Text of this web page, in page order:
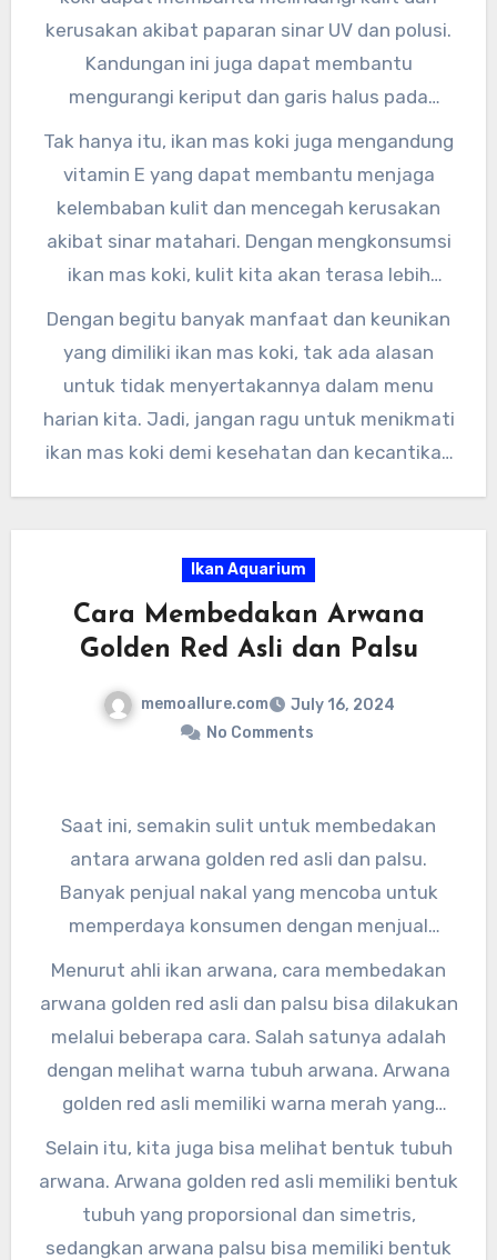
kerusakan akibat paparan sinar UV dan polusi.
Kandungan ini juga dapat membantu
mengurangi keriput dan garis halus pada
wajah,” ujar Dr. Sarah, seorang ahli dermatologi.
Tak hanya itu, ikan mas koki juga mengandung
vitamin E yang dapat membantu menjaga
kelembaban kulit dan mencegah kerusakan
akibat sinar matahari. Dengan mengkonsumsi
ikan mas koki, kulit kita akan terasa lebih
lembut dan kenyal.
Dengan begitu banyak manfaat dan keunikan
yang dimiliki ikan mas koki, tak ada alasan
untuk tidak menyertakannya dalam menu
harian kita. Jadi, jangan ragu untuk menikmati
ikan mas koki demi kesehatan dan kecantikan
Ikan Aquarium
Cara Membedakan Arwana
Golden Red Asli dan Palsu
memoallure.com
July 16, 2024
No Comments
Saat ini, semakin sulit untuk membedakan
antara arwana golden red asli dan palsu.
Banyak penjual nakal yang mencoba untuk
memperdaya konsumen dengan menjual
arwana palsu sebagai arwana asli. Oleh karena
itu, penting bagi kita untuk bisa membedakan
keduanya agar tidak tertipu oleh penipuan.
Menurut ahli ikan arwana, cara membedakan
arwana golden red asli dan palsu bisa dilakukan
melalui beberapa cara. Salah satunya adalah
dengan melihat warna tubuh arwana. Arwana
golden red asli memiliki warna merah yang
cerah dan mengkilap, sedangkan arwana palsu
cenderung memiliki warna yang kusam dan
kurang bersinar.
Selain itu, kita juga bisa melihat bentuk tubuh
arwana. Arwana golden red asli memiliki bentuk
tubuh yang proporsional dan simetris,
sedangkan arwana palsu bisa memiliki bentuk